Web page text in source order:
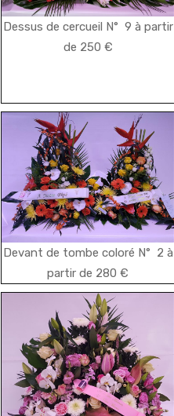
Dessus de cercueil N° 9 à partir
de 250 €
Devant de tombe coloré N° 2 à
partir de 280 €